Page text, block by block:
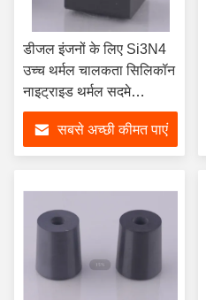
डीजल इंजनों के लिए Si3N4
उच्च थर्मल चालकता सिलिकॉन
नाइट्राइड थर्मल सदमे
प्रतिरोधक चमक प्लग
सबसे अच्छी कीमत पाएं